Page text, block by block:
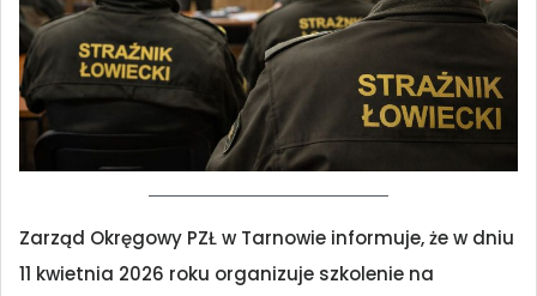
Zarząd Okręgowy PZŁ w Tarnowie informuje, że w dniu
11 kwietnia 2026 roku organizuje szkolenie na